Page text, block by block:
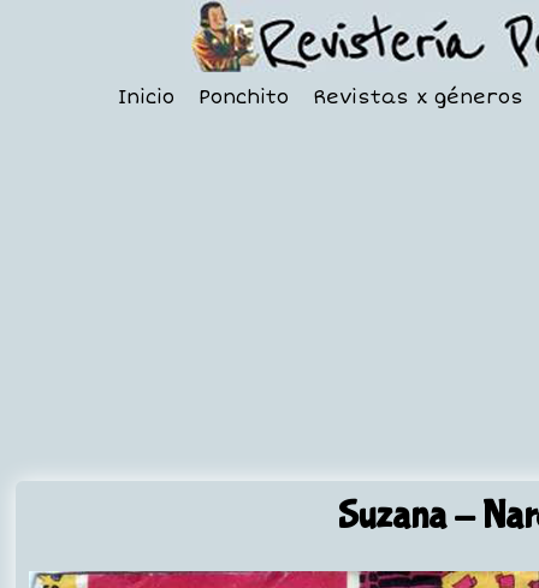
Inicio Ponchito Revistas x géneros
Suzana-